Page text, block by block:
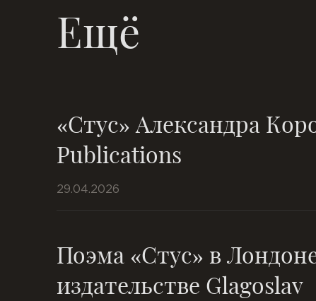
Ещё
«Стус» Александра
Publications
29.04.2026
Поэма «Стус» в
издательстве Glagoslav